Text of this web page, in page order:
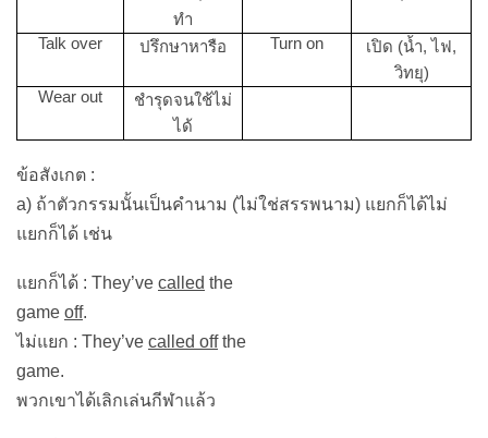
ทำ
Talk over ปรึกษาหารือ Turn on
เปิด (น้ำ, ไฟ,
วิทยุ)
Wear out
ชำรุดจนใช้ไม่
ได้
ข้อสังเกต :
a) ถ้าตัวกรรมนั้นเป็นคำนาม (ไม่ใช่สรรพนาม) แยกก็ได้ไม่
แยกก็ได้ เช่น
แยกก็ได้ : They’ve called the
game off.
ไม่แยก : They’ve called offthe
game.
พวกเขาได้เลิกเล่นกีฬาแล้ว